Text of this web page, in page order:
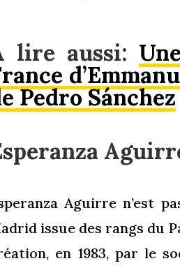
lire aussi:
Pedro Sánchez
Aguirre n’est
issue des rangs du
en 1983, par le